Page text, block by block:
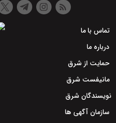
تماس با ما
درباره ما
حمایت از شرق
مانیفست شرق
نویسندگان شرق
سازمان آگهی ها